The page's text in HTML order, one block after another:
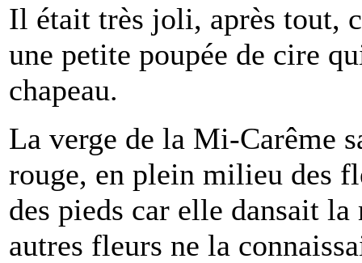
Il était très joli, après tout,
une petite poupée de cire
chapeau.
La verge de la Mi-Carême
rouge, en plein milieu des
des pieds car elle dansait
autres fleurs ne la